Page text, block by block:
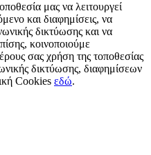
μας να λειτουργεί
και διαφημίσεις, να
δικτύωσης και να
κοινοποιούμε
σας χρήση της τοποθεσίας
δικτύωσης, διαφημίσεων
Cookies εδώ.